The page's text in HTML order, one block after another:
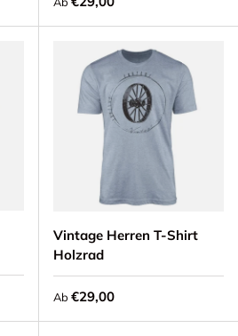
Vintage Herren T-Shirt
Holzrad
Ab Normaler Preis
€29,00